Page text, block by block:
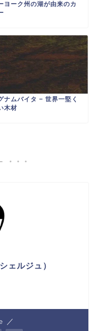
ヨーク州の湖が由来のカ
ナムバイタ − 世界一堅く
木材
ェルジュ）
／